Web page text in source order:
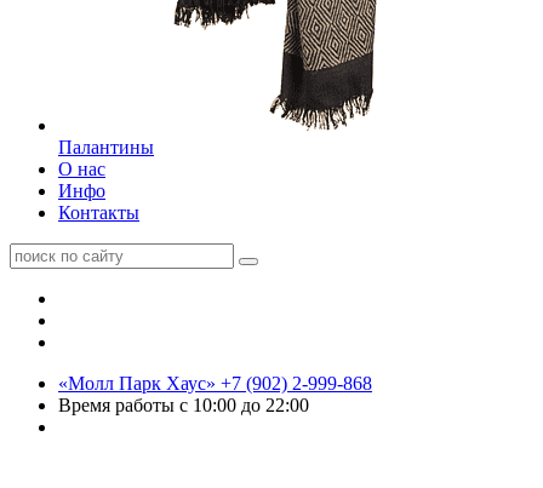
Палантины
О нас
Инфо
Контакты
«Молл Парк Хаус» +7 (902) 2-999-868
Время работы с 10:00 до 22:00